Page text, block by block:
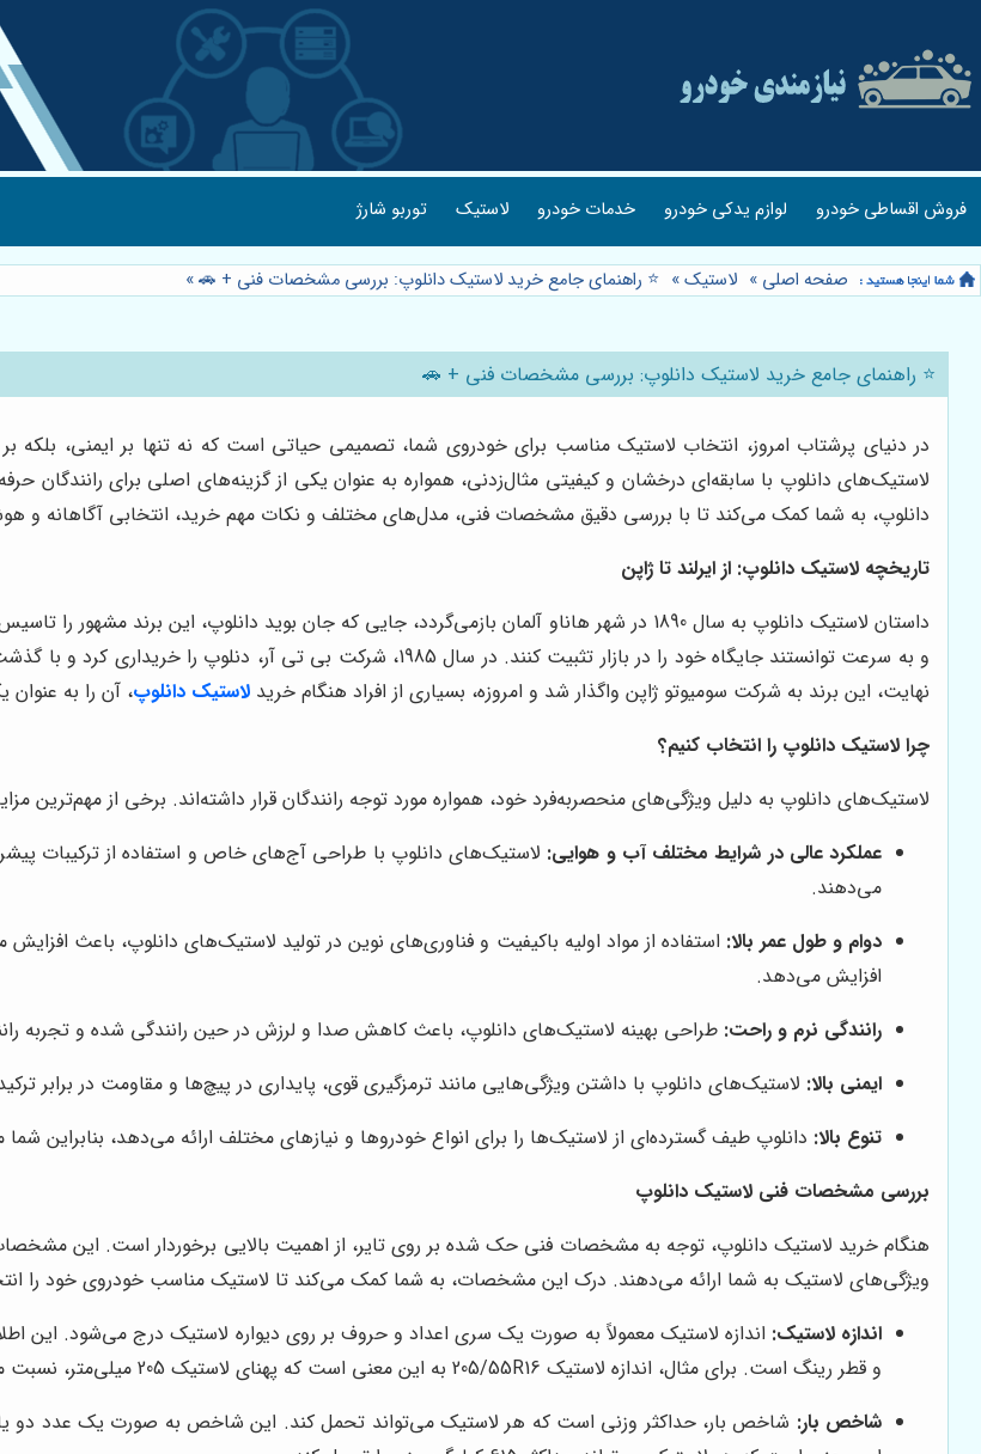
فروش اقساطی خودرو لوازم یدکی خودرو خدمات خودرو لاستیک توربو شارژ
صفحه اصلی » لاستیک» ⭐️ راهنمای جامع خرید لاستیک دانلوپ: بررسی مشخصات فنی + 🚗»
⭐️ راهنمای جامع خرید لاستیک دانلوپ: بررسی مشخصات فنی + 🚗
در دنیای پرشتاب امروز، انتخاب لاستیک مناسب برای خودروی شما، تصمیمی حیاتی است که نه تنها بر ایمنی، بلکه
لاستیک‌های دانلوپ با سابقه‌ای درخشان و کیفیتی مثال‌زدنی، همواره به عنوان یکی از گزینه‌های اصلی برای رانندگان
دانلوپ، به شما کمک می‌کند تا با بررسی دقیق مشخصات فنی، مدل‌های مختلف و نکات مهم خرید، انتخابی آگاهانه و
تاریخچه لاستیک دانلوپ: از ایرلند تا ژاپن
داستان لاستیک دانلوپ به سال 1890 در شهر هاناو آلمان بازمی‌گردد، جایی که جان بوید دانلوپ، این
و به سرعت توانستند جایگاه خود را در بازار تثبیت کنند. در سال 1985، شرکت
نهایت، این برند به شرکت سومیوتو ژاپن واگذار شد و امروزه، بسیاری از افراد هنگام خرید لاستیک دانلوپ، آن را به
چرا لاستیک دانلوپ را انتخاب کنیم؟
لاستیک‌های دانلوپ به دلیل ویژگی‌های منحصربه‌فرد خود، همواره مورد توجه رانندگان قرار داشته‌اند. برخی از مهم‌ترین
عملکرد عالی در شرایط مختلف آب و هوایی: لاستیک‌های دانلوپ با طراحی آج‌های خاص و استفاده از ترکیبات
می‌دهند.
دوام و طول عمر بالا: استفاده از مواد اولیه باکیفیت و فناوری‌های نوین در تولید لاستیک‌های دانلوپ، باعث
افزایش می‌دهد.
رانندگی نرم و راحت: طراحی بهینه لاستیک‌های دانلوپ، باعث کاهش صدا و لرزش در حین رانندگی شده و تجربه
ایمنی بالا: لاستیک‌های دانلوپ با داشتن ویژگی‌هایی مانند ترمزگیری قوی، پایداری در پیچ‌ها و مقاومت در برابر
تنوع بالا: دانلوپ طیف گسترده‌ای از لاستیک‌ها را برای انواع خودروها و نیازهای مختلف ارائه می‌دهد، بنابراین
بررسی مشخصات فنی لاستیک دانلوپ
هنگام خرید لاستیک دانلوپ، توجه به مشخصات فنی حک شده بر روی تایر، از اهمیت بالایی برخوردار است. این
ویژگی‌های لاستیک به شما ارائه می‌دهند. درک این مشخصات، به شما کمک می‌کند تا لاستیک مناسب خودروی خود را
اندازه لاستیک: اندازه لاستیک معمولاً به صورت یک سری اعداد و حروف بر روی دیواره لاستیک درج می‌شود. این
و قطر رینگ است. برای مثال، اندازه لاستیک 205/55R16 به این معنی است که پهنای لاستیک 205 میلی‌متر، نسبت منظر 55 و قطر رینگ 16 اینچ است.
شاخص بار: